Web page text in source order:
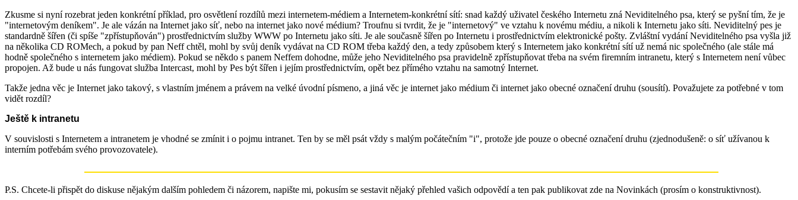
Zkusme si nyní rozebrat jeden konkrétní příklad, pro osvětlení rozdílů mezi internetem-médiem a Internetem-konkrétní sítí: snad každý uživatel českého Internetu zná Neviditelného psa, který se pyšní tím, že je
"internetovým deníkem". Je ale vázán na Internet jako síť, nebo na internet jako nové médium? Troufnu si tvrdit, že je "internetový" ve vztahu k novému médiu, a nikoli k Internetu jako síti. Neviditelný pes je
standardně šířen (či spíše "zpřístupňován") prostřednictvím služby WWW po Internetu jako síti. Je ale současně šířen po Internetu i prostřednictvím elektronické pošty. Zvláštní vydání Neviditelného psa vyšla již
na několika CD ROMech, a pokud by pan Neff chtěl, mohl by svůj deník vydávat na CD ROM třeba každý den, a tedy způsobem který s Internetem jako konkrétní sítí už nemá nic společného (ale stále má
hodně společného s internetem jako médiem). Pokud se někdo s panem Neffem dohodne, může jeho Neviditelného psa pravidelně zpřístupňovat třeba na svém firemním intranetu, který s Internetem není vůbec
propojen. Až bude u nás fungovat služba Intercast, mohl by Pes být šířen i jejím prostřednictvím, opět bez přímého vztahu na samotný Internet.
Takže jedna věc je Internet jako takový, s vlastním jménem a právem na velké úvodní písmeno, a jiná věc je internet jako médium či internet jako obecné označení druhu (sousítí). Považujete za potřebné v tom
vidět rozdíl?
Ještě k intranetu
V souvislosti s Internetem a intranetem je vhodné se zmínit i o pojmu intranet. Ten by se měl psát vždy s malým počátečním "i", protože jde pouze o obecné označení druhu (zjednodušeně: o síť užívanou k
interním potřebám svého provozovatele).
P.S. Chcete-li přispět do diskuse nějakým dalším pohledem či názorem, napište mi, pokusím se sestavit nějaký přehled vašich odpovědí a ten pak publikovat zde na Novinkách (prosím o konstruktivnost).